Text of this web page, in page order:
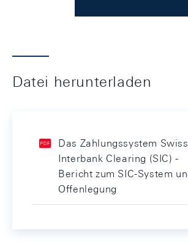
Datei herunterladen
Das Zahlungssystem Swiss
Interbank Clearing (SIC) -
Bericht zum SIC-System
Offenlegung